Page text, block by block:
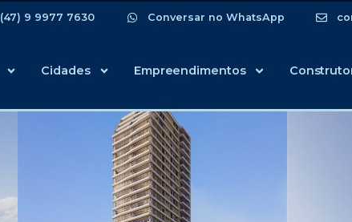
(47) 9 9977 7630 Conversar no WhatsApp
Cidades Empreendimentos